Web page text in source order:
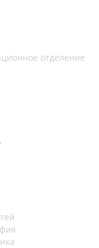
отделение